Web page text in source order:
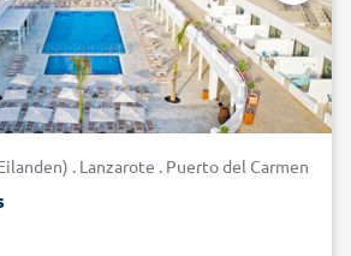
. Lanzarote . Puerto del Carmen